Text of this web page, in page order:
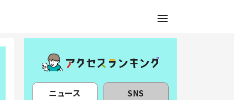
ニュース SNS